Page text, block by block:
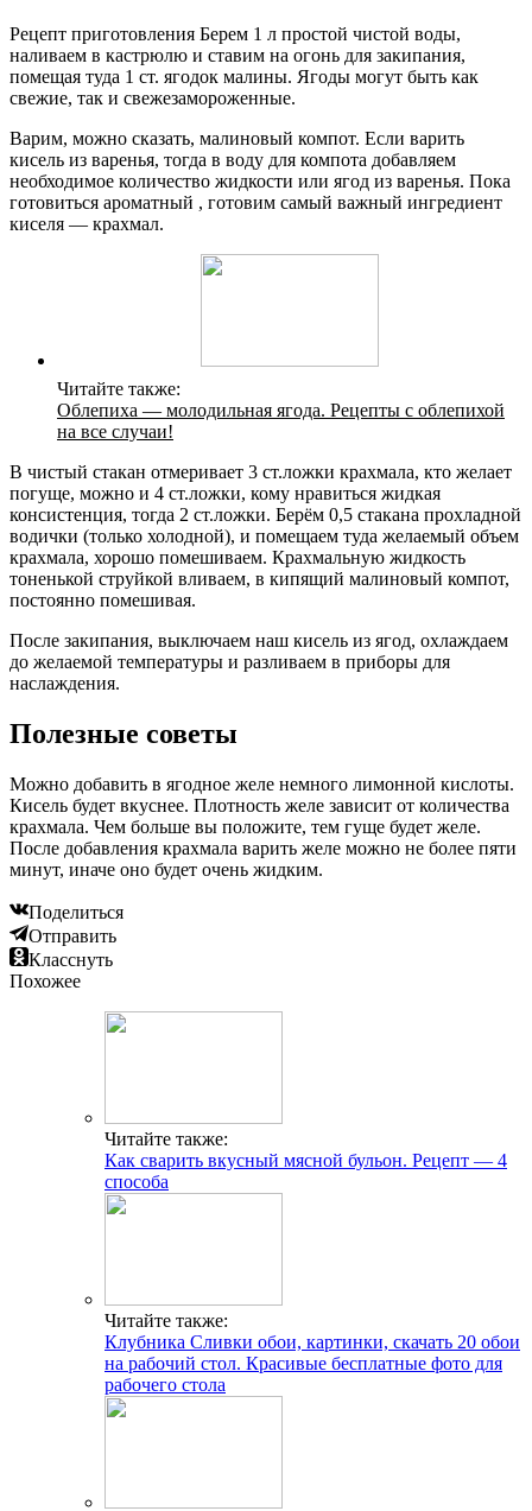
Рецепт приготовления Берем 1 л простой чистой воды,
наливаем в кастрюлю и ставим на огонь для закипания,
помещая туда 1 ст. ягодок малины. Ягоды могут быть как
свежие, так и свежезамороженные.
Варим, можно сказать, малиновый компот. Если варить
кисель из варенья, тогда в воду для компота добавляем
необходимое количество жидкости или ягод из варенья. Пока
готовиться ароматный , готовим самый важный ингредиент
киселя — крахмал.
Читайте также:
Облепиха — молодильная ягода. Рецепты с облепихой
на все случаи!
В чистый стакан отмеривает 3 ст.ложки крахмала, кто желает
погуще, можно и 4 ст.ложки, кому нравиться жидкая
консистенция, тогда 2 ст.ложки. Берём 0,5 стакана прохладной
водички (только холодной), и помещаем туда желаемый объем
крахмала, хорошо помешиваем. Крахмальную жидкость
тоненькой струйкой вливаем, в кипящий малиновый компот,
постоянно помешивая.
После закипания, выключаем наш кисель из ягод, охлаждаем
до желаемой температуры и разливаем в приборы для
наслаждения.
Полезные советы
Можно добавить в ягодное желе немного лимонной кислоты.
Кисель будет вкуснее. Плотность желе зависит от количества
крахмала. Чем больше вы положите, тем гуще будет желе.
После добавления крахмала варить желе можно не более пяти
минут, иначе оно будет очень жидким.
Поделиться
Отправить
Класснуть
Похожее
Читайте также:
Как сварить вкусный мясной бульон. Рецепт — 4
способа
Читайте также:
Клубника Сливки обои, картинки, скачать 20 обои
на рабочий стол. Красивые бесплатные фото для
рабочего стола